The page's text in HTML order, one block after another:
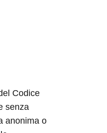
Codice
senza
anonima o